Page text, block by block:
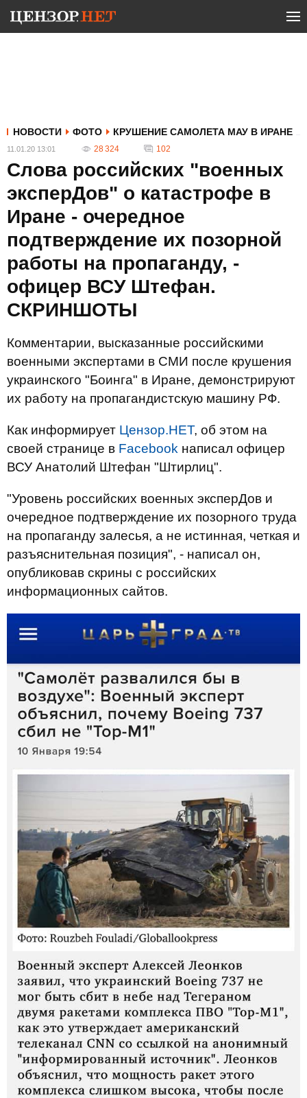
НОВОСТИ ФОТО КРУШЕНИЕ САМОЛЕТА МАУ В ИРАНЕ
11.01.20 13:01 28 324 102
Слова российских "военных
эксперДов" о катастрофе в
Иране - очередное
подтверждение их позорной
работы на пропаганду, -
офицер ВСУ Штефан.
СКРИНШОТЫ
Комментарии, высказанные российскими
военными экспертами в СМИ после крушения
украинского "Боинга" в Иране, демонстрируют
их работу на пропагандистскую машину РФ.
Как информирует Цензор.НЕТ, об этом на
своей странице в Facebook написал офицер
ВСУ Анатолий Штефан "Штирлиц".
"Уровень российских военных эксперДов и
очередное подтверждение их позорного труда
на пропаганду залесья, а не истинная, четкая и
разъяснительная позиция", - написал он,
опубликовав скрины с российских
информационных сайтов.